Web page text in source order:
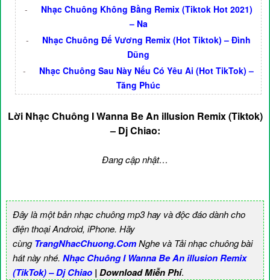
-
Nhạc Chuông Không Bằng Remix (Tiktok Hot 2021)
– Na
-
Nhạc Chuông Đế Vương Remix (Hot Tiktok) – Đình
Dũng
-
Nhạc Chuông Sau Này Nếu Có Yêu Ai (Hot TikTok) –
Tăng Phúc
Lời Nhạc Chuông I Wanna Be An illusion Remix (Tiktok)
– Dj Chiao:
Đang cập nhật…
Đây là một bản nhạc chuông mp3 hay và độc đáo dành cho
điện thoại Android, iPhone. Hãy
cùngTrangNhacChuong.ComNghe và Tải nhạc chuông bài
hát này nhé. Nhạc Chuông I Wanna Be An illusion Remix
(TikTok) – Dj Chiao | Download Miễn Phí.